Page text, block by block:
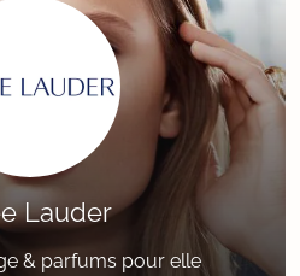
Lauder
& parfums pour elle